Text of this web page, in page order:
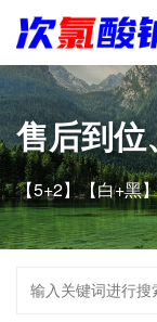
售后到
【5+2】【白+黑